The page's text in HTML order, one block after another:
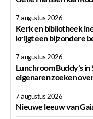
7 augustus 2026
Kerk en bibliotheek
krijgt een bijzondere
7 augustus 2026
Lunchroom Buddy's
eigenaren zoeken
7 augustus 2026
Nieuwe leeuw van